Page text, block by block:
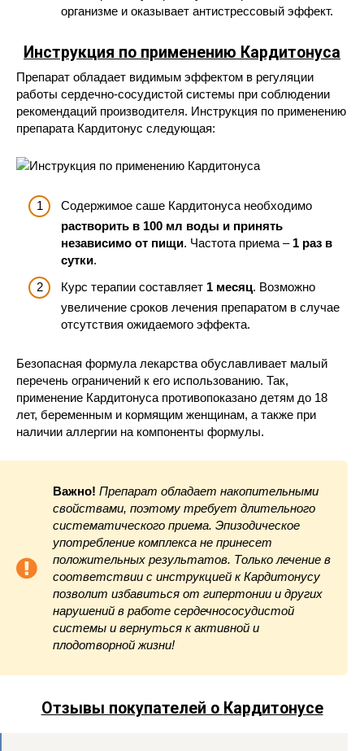
организме и оказывает антистрессовый эффект.
Инструкция по применению Кардитонуса
Препарат обладает видимым эффектом в регуляции
работы сердечно-сосудистой системы при соблюдении
рекомендаций производителя. Инструкция по применению
препарата Кардитонус следующая:
Содержимое саше Кардитонуса необходимо
растворить в 100 мл воды и принять
независимо от пищи. Частота приема – 1 раз в
сутки.
Курс терапии составляет 1 месяц. Возможно
увеличение сроков лечения препаратом в случае
отсутствия ожидаемого эффекта.
Безопасная формула лекарства обуславливает малый
перечень ограничений к его использованию. Так,
применение Кардитонуса противопоказано детям до 18
лет, беременным и кормящим женщинам, а также при
наличии аллергии на компоненты формулы.
Важно! Препарат обладает накопительными
свойствами, поэтому требует длительного
систематического приема. Эпизодическое
употребление комплекса не принесет
положительных результатов. Только лечение в
соответствии с инструкцией к Кардитонусу
позволит избавиться от гипертонии и других
нарушений в работе сердечнососудистой
системы и вернуться к активной и
плодотворной жизни!
Отзывы покупателей о Кардитонусе